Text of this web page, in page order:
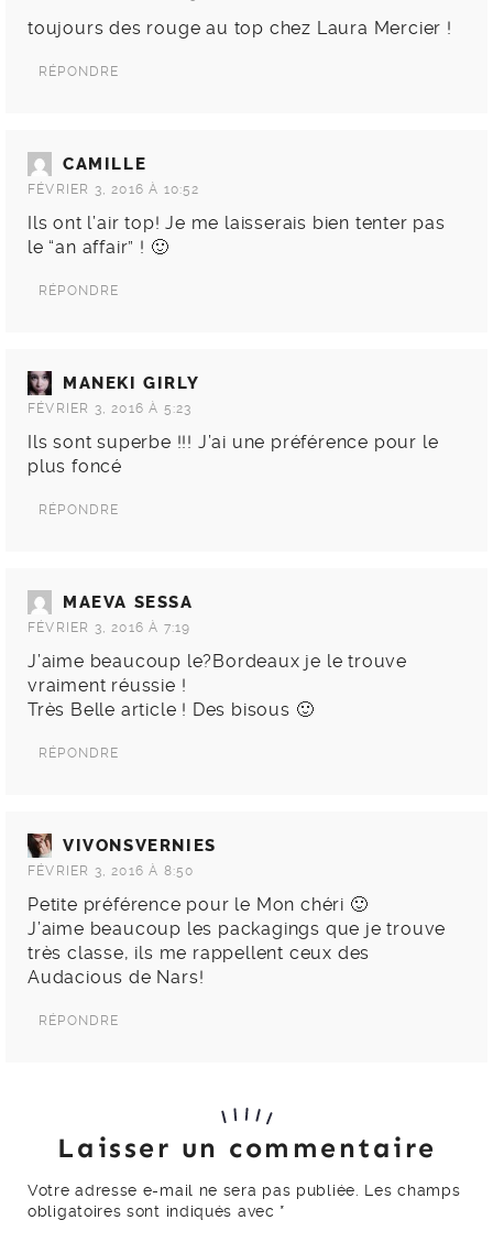
toujours des rouge au top chez Laura Mercier !
RÉPONDRE
CAMILLE
FÉVRIER 3, 2016 À 10:52
Ils ont l’air top! Je me laisserais bien tenter pas
le “an affair” ! 🙂
RÉPONDRE
MANEKI GIRLY
FÉVRIER 3, 2016 À 5:23
Ils sont superbe !!! J’ai une préférence pour le
plus foncé
RÉPONDRE
MAEVA SESSA
FÉVRIER 3, 2016 À 7:19
J’aime beaucoup le?Bordeaux je le trouve
vraiment réussie !
Très Belle article ! Des bisous 🙂
RÉPONDRE
VIVONSVERNIES
FÉVRIER 3, 2016 À 8:50
Petite préférence pour le Mon chéri 🙂
J’aime beaucoup les packagings que je trouve
très classe, ils me rappellent ceux des
Audacious de Nars!
RÉPONDRE
Laisser un commentaire
Votre adresse e-mail ne sera pas publiée.
Les champs
obligatoires sont indiqués avec *